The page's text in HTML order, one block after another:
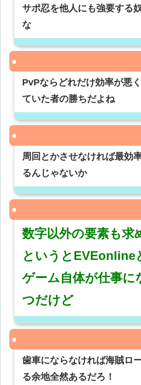
サポ忍を他人にも強要する
な
PvPならどれだけ効率が悪
ていた者の勝ちだよね
周回とかさせなければ最効
るんじゃないか
数字以外の要素も求
というとEVEonline
ゲーム自体が仕事に
つだけど
歯車にならなければ海賊ロ
る余地全然あるだろ！